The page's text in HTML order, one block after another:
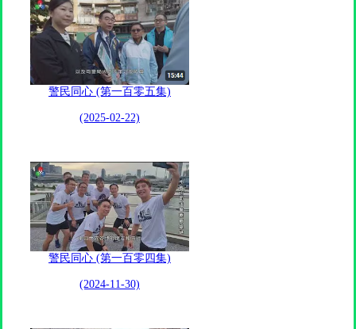
警民同心 (第一百零五集)
(2025-02-22)
警民同心 (第一百零四集)
(2024-11-30)